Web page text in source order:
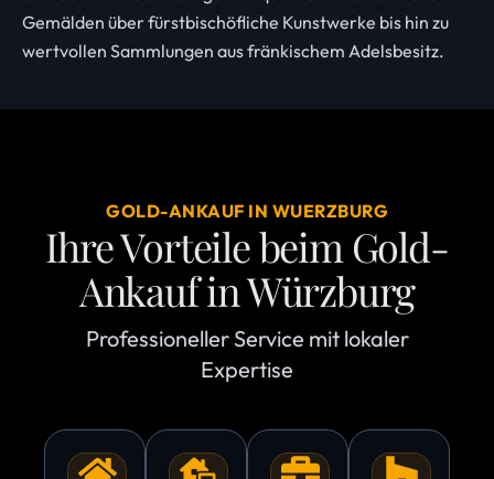
Gemälden über fürstbischöfliche Kunstwerke bis hin zu
wertvollen Sammlungen aus fränkischem Adelsbesitz.
GOLD-ANKAUF IN WUERZBURG
Ihre Vorteile beim Gold-
Ankauf in Würzburg
Professioneller Service mit lokaler
Expertise